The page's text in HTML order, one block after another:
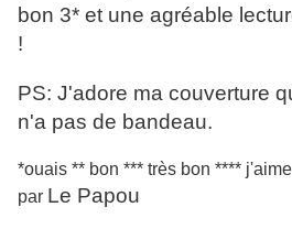
bon 3* et une agréable
!
PS: J'adore ma couverture
n'a pas de bandeau.
*ouais ** bon *** très bon **** j'aime
par Le Papou